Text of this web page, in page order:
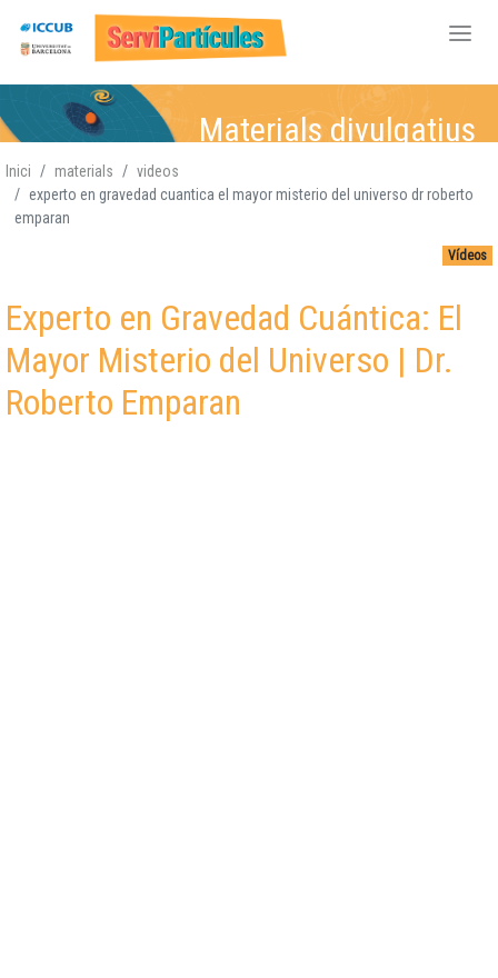
al
Física de Partícules,
Física de Partícules,
Física de Partícules,
Cosmologia
Física de Partícules,
Materials divulgatius
Inici materials
videos
experto en gravedad cuantica el mayor misterio del universo dr roberto
emparan
Vídeos
Experto en Gravedad Cuántica: El
Mayor Misterio del Universo | Dr.
Roberto Emparan